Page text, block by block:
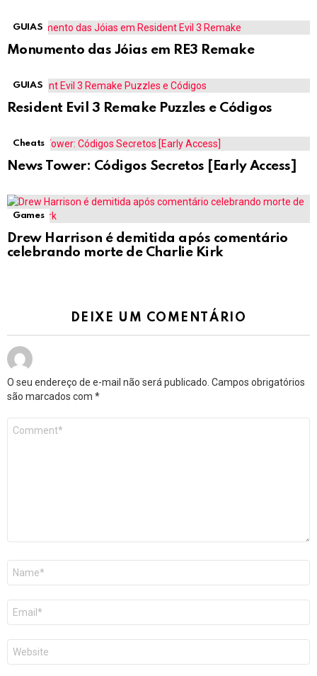
GUIAS
Monumento das Jóias em RE3 Remake
GUIAS
Resident Evil 3 Remake Puzzles e Códigos
Cheats
News Tower: Códigos Secretos [Early Access]
Games
Drew Harrison é demitida após comentário
celebrando morte de Charlie Kirk
DEIXE UM COMENTÁRIO
O seu endereço de e-mail não será publicado. Campos obrigatórios
são marcados com *
mail
*